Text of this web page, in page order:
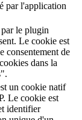
par l'application
le plugin
Le cookie est
consentement de
dans la
un cookie natif
Le cookie est
identifier